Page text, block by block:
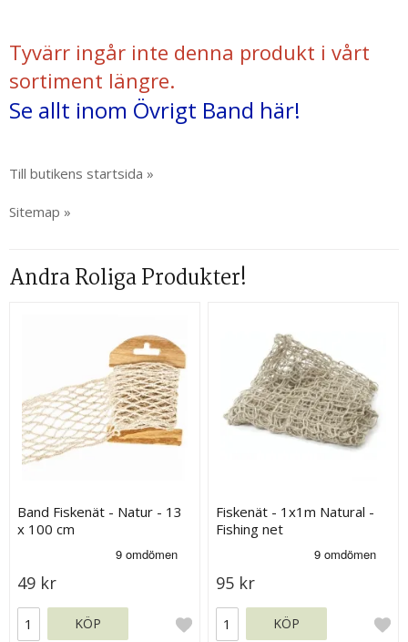
Tyvärr ingår inte denna produkt i vårt
sortiment längre.
Se allt inom Övrigt Band här!
Till butikens startsida »
Sitemap »
Andra Roliga Produkter!
Band Fiskenät - Natur - 13
x 100 cm
49 kr
KÖP
Fiskenät - 1x1m Natural -
Fishing net
95 kr
KÖP